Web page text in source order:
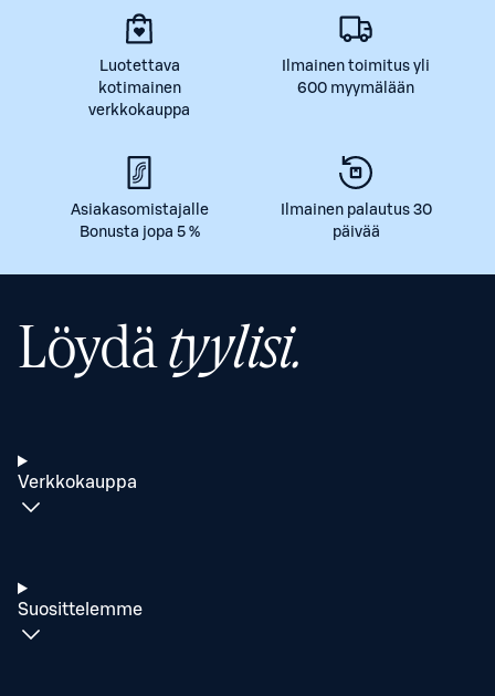
Luotettava
kotimainen
verkkokauppa
Ilmainen toimitus yli
600 myymälään
Asiakasomistajalle
Bonusta jopa 5 %
Ilmainen palautus 30
päivää
Löydätyylisi.
Verkkokauppa
Suosittelemme